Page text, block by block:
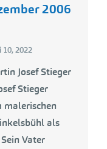
2006
10, 2022
Josef Stieger
Stieger
malerischen
als
Vater